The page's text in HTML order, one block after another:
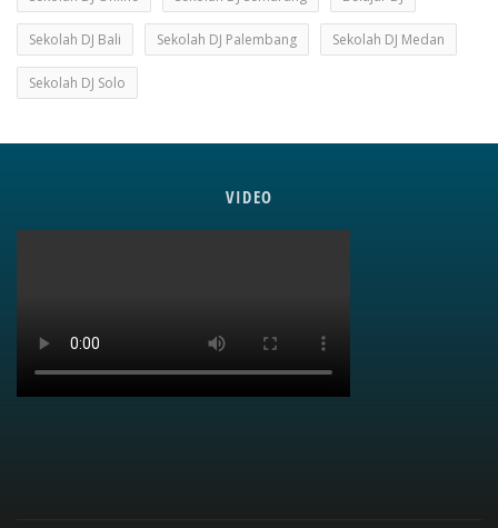
Sekolah DJ Bali Sekolah DJ Palembang Sekolah DJ Medan
Sekolah DJ Solo
VIDEO